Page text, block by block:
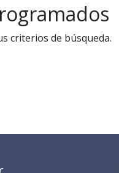
criterios de búsqueda.